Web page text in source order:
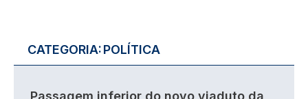
CATEGORIA:POLÍTICA
Passagem inferior do novo viaduto da